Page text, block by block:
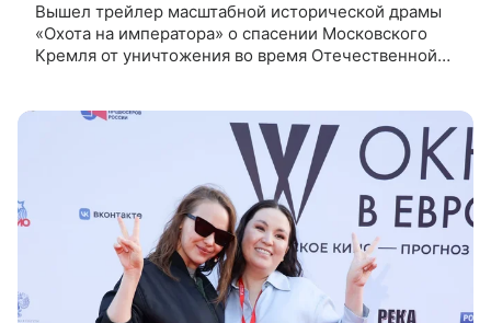
Вышел трейлер масштабной исторической драмы
«Охота на императора» о спасении Московского
Кремля от уничтожения во время Отечественной